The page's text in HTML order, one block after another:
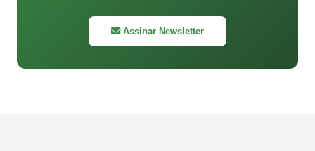
Assinar Newsletter